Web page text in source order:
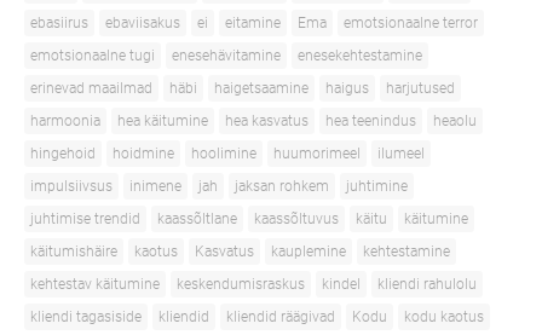
ebasiirus
ebaviisakus ei eitamine Ema
emotsionaalne terror
emotsionaalne tugi
enesehävitamine
enesekehtestamine
erinevad maailmad
häbi haigetsaamine haigus
harjutused
harmoonia
hea käitumine hea kasvatus hea teenindus
heaolu
hingehoid
hoidmine hoolimine huumorimeel
ilumeel
impulsiivsus
inimene jah jaksan rohkem
juhtimine
juhtimise trendid
kaassõltlane kaassõltuvus käitu
käitumine
käitumishäire
kaotus Kasvatus kauplemine
kehtestamine
kehtestav käitumine
keskendumisraskus kindel
kliendi rahulolu
kliendi tagasiside
kliendid kliendid räägivad Kodu
kodu kaotus